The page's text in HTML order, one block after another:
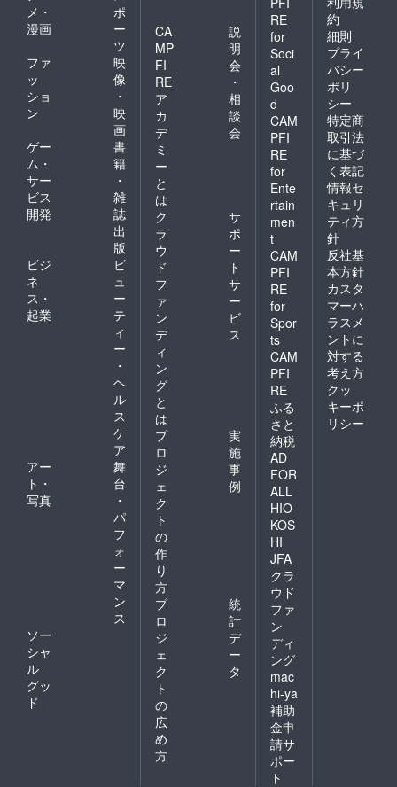
ヒップ
94.4cm
、脇丈
89.5cm
、裾幅
89.5cm
、ベル
ト幅
4.5cm
イズ
40
（ウエ
68cm、
ヒップ
98.4cm
、脇丈
93.5cm
、裾幅
93.5cm
、ベル
4.5cm
材
ビス
コース
／プ
リーツ
メ・
漫画
ポ
ー
ツ
ファ
ッ
ショ
ン
映
像
・
映
画
ゲー
ム・
サー
ビス
開発
書
籍
・
雑
誌
出
版
ビジ
ネ
ス・
起業
ビ
ュ
ー
テ
ィ
ー
・
ヘ
ル
ス
ケ
ア
アー
ト・
写真
舞
台
・
パ
フ
ォ
ー
マ
ン
ス
ソー
シャ
ル
グッ
ド
CA
MP
FI
RE
ア
カ
デ
ミ
ー
と
は
説
明
会
・
相
談
会
ク
ラ
ウ
ド
フ
ァ
ン
デ
ィ
ン
グ
と
は
サ
ポ
ー
ト
サ
ー
ビ
ス
プ
ロ
ジ
ェ
ク
ト
の
作
り
方
実
施
事
例
プ
ロ
ジ
ェ
ク
ト
の
広
め
方
統
計
デ
ー
タ
RE
for
Soci
al
Goo
d
CAM
PFI
RE
for
Ente
rtain
men
t
CAM
PFI
RE
for
Spor
ts
CAM
PFI
RE
ふる
さと
納税
AD
FOR
ALL
HIO
KOS
HI
JFA
クラ
ウド
ファ
ン
ディ
ング
mac
hi-ya
補助
金申
請サ
ポー
ト
約
細則
プライ
バシー
ポリ
シー
特定商
取引法
に基づ
く表記
情報セ
キュリ
ティ方
針
反社基
本方針
カスタ
マーハ
ラスメ
ントに
対する
考え方
クッ
キーポ
リシー